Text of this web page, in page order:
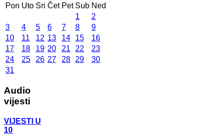
Pon Uto Sri Čet Pet Sub Ned
1
2
3
4 5 6 7 8
9
10
11 12 13 14 15
16
17
18 19 20 21 22
23
24
25 26 27 28 29
30
31
Audio
vijesti
VIJESTI U
10